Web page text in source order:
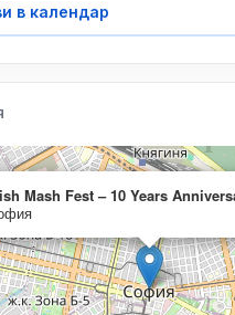
в календар
Mash Fest – 10 Years